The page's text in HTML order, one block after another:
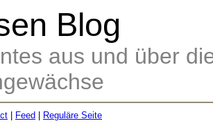
Blog
aus und über
Feed Reguläre Seite